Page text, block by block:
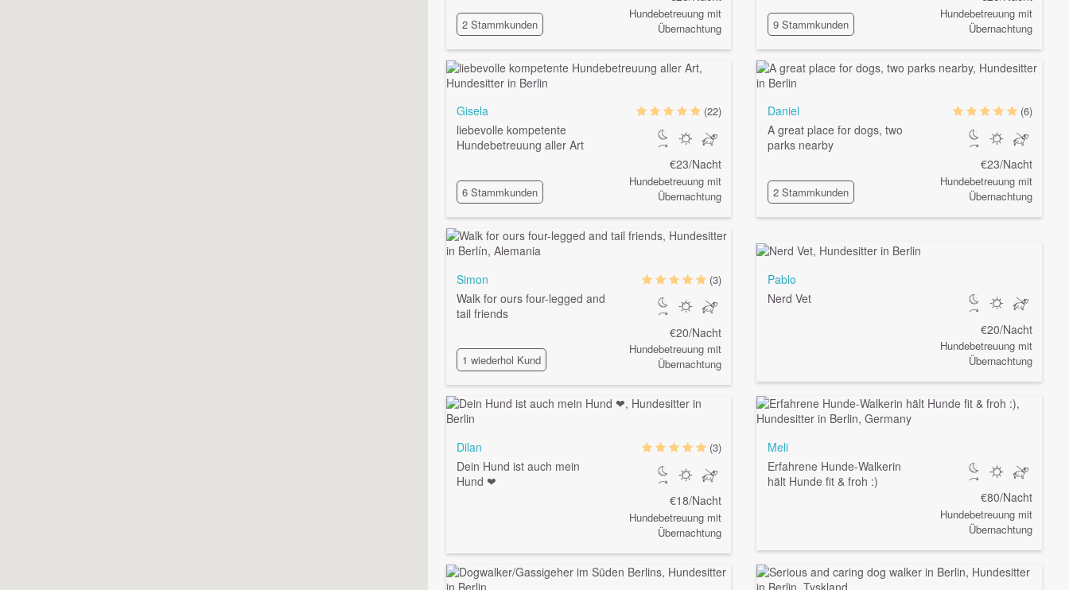
2 Stammkunden
Hundebetreuung mit
Übernachtung
9 Stammkunden
Hundebetreuung mit
Übernachtung
Gisela
liebevolle kompetente
Hundebetreuung aller Art
6 Stammkunden
(22)
€23/Nacht
Hundebetreuung mit
Übernachtung
Daniel
A great place for dogs, two
parks nearby
2 Stammkunden
(6)
€23/Nacht
Hundebetreuung mit
Übernachtung
Simon
Walk for ours four-legged and
tail friends
1 wiederhol Kund
(3)
€20/Nacht
Hundebetreuung mit
Übernachtung
Pablo
Nerd Vet
€20/Nacht
Hundebetreuung mit
Übernachtung
Dilan
Dein Hund ist auch mein
Hund ❤
(3)
€18/Nacht
Hundebetreuung mit
Übernachtung
Meli
Erfahrene Hunde-Walkerin
hält Hunde fit & froh :)
€80/Nacht
Hundebetreuung mit
Übernachtung